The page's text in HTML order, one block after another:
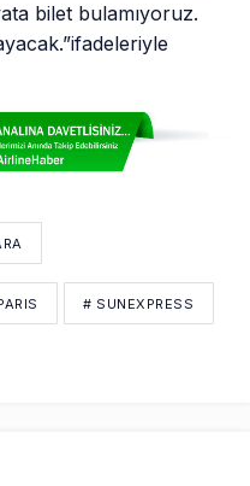
bilet bulamıyoruz.
# SUNEXPRESS